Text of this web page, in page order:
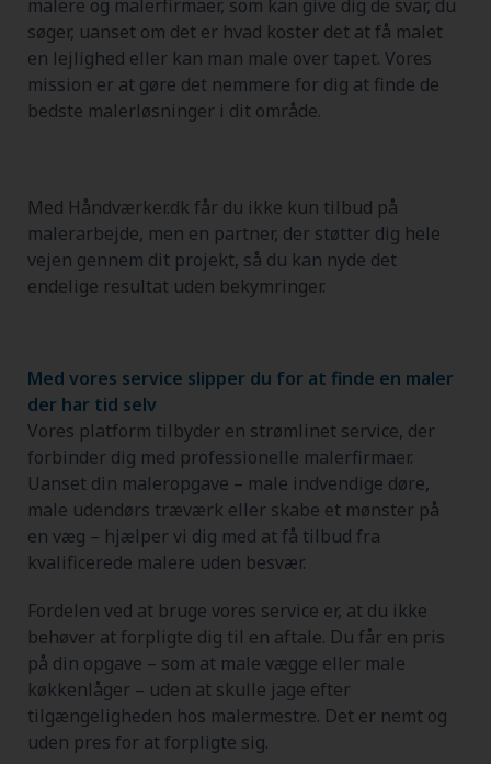
malere og malerfirmaer, som kan give dig de svar, du
søger, uanset om det er hvad koster det at få malet
en lejlighed eller kan man male over tapet. Vores
mission er at gøre det nemmere for dig at finde de
bedste malerløsninger i dit område.
Med Håndværker.dk får du ikke kun tilbud på
malerarbejde, men en partner, der støtter dig hele
vejen gennem dit projekt, så du kan nyde det
endelige resultat uden bekymringer.
Med vores service slipper du for at finde en maler
der har tid selv
Vores platform tilbyder en strømlinet service, der
forbinder dig med professionelle malerfirmaer.
Uanset din maleropgave – male indvendige døre,
male udendørs træværk eller skabe et mønster på
en væg – hjælper vi dig med at få tilbud fra
kvalificerede malere uden besvær.
Fordelen ved at bruge vores service er, at du ikke
behøver at forpligte dig til en aftale. Du får en pris
på din opgave – som at male vægge eller male
køkkenlåger – uden at skulle jage efter
tilgængeligheden hos malermestre. Det er nemt og
uden pres for at forpligte sig.